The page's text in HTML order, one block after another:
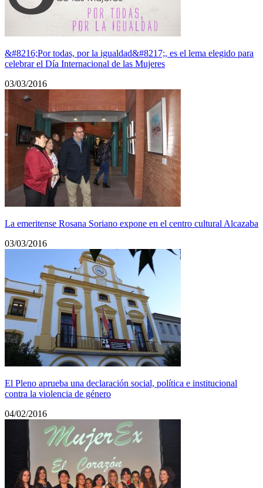
&#8216;Por todas, por la igualdad&#8217;, es el lema elegido para
celebrar el Día Internacional de las Mujeres
03/03/2016
La emeritense Rosana Soriano expone en el centro cultural Alcazaba
03/03/2016
El Pleno aprueba una declaración social, política e institucional
contra la violencia de género
04/02/2016